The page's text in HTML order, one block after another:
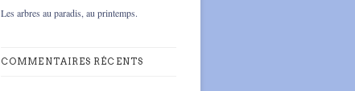
Les arbres au paradis, au printemps.
COMMENTAIRES RÉCENTS